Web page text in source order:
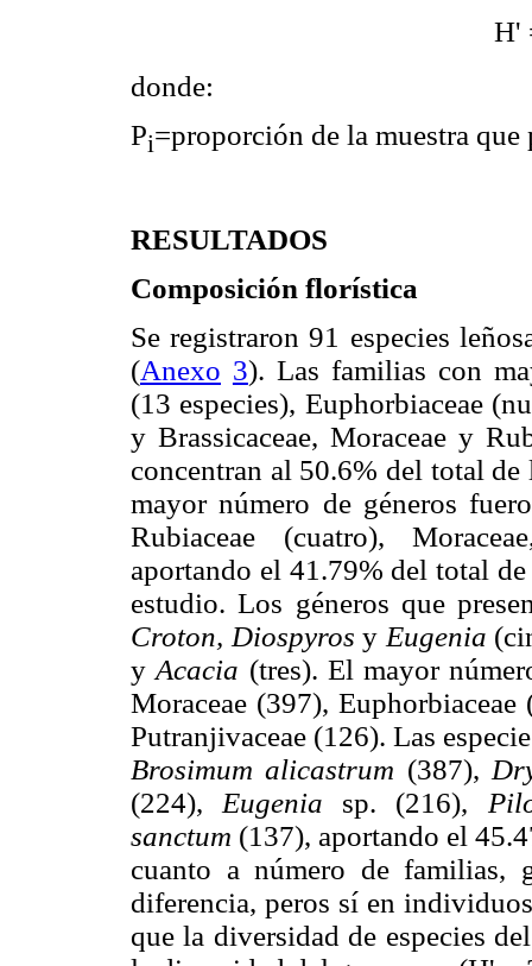
H'
donde:
Pi=proporción de la muestra que
RESULTADOS
Composición florística
Se registraron 91 especies
(Anexo 3). Las familias con
(13 especies), Euphorbiaceae
y Brassicaceae, Moraceae y
concentran al 50.6% del total de
mayor número de géneros
Rubiaceae (cuatro),
aportando el 41.79% del total
estudio. Los géneros que
Croton, Diospyros y Eugenia
yAcacia (tres). El mayor
Moraceae (397),
Putranjivaceae (126). Las
Brosimum alicastrum (387),
(224), Eugenia sp. (216),
sanctum (137), aportando el
cuanto a número de familias,
diferencia, peros sí en
que la diversidad de especies